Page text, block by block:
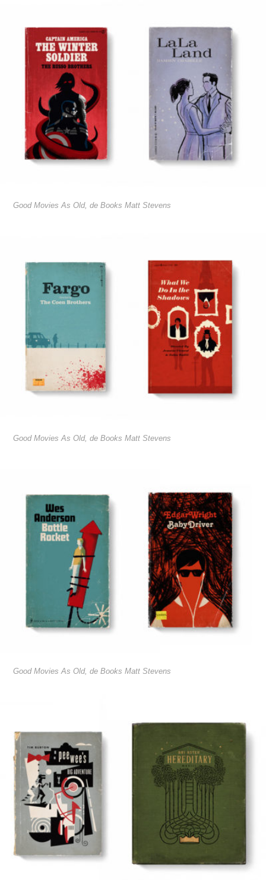
Good Movies As Old, de Books Matt Stevens
Good Movies As Old, de Books Matt Stevens
Good Movies As Old, de Books Matt Stevens